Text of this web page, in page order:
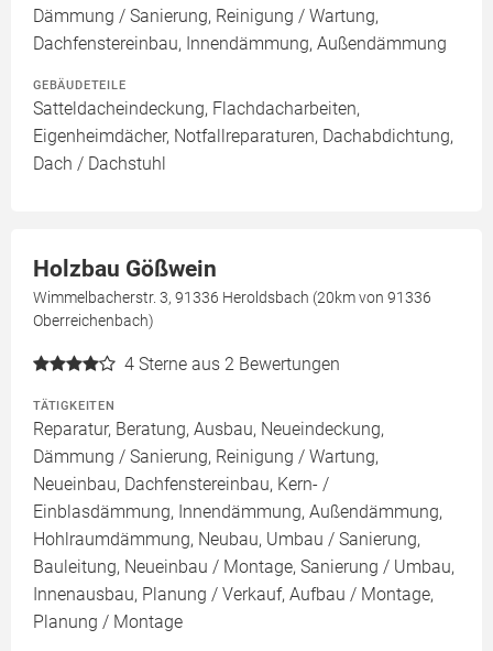
Dämmung / Sanierung, Reinigung / Wartung,
Dachfenstereinbau, Innendämmung, Außendämmung
GEBÄUDETEILE
Satteldacheindeckung, Flachdacharbeiten,
Eigenheimdächer, Notfallreparaturen, Dachabdichtung,
Dach / Dachstuhl
Holzbau Gößwein
Wimmelbacherstr. 3, 91336 Heroldsbach (20km von 91336
Oberreichenbach)
4 Sterne aus 2 Bewertungen
TÄTIGKEITEN
Reparatur, Beratung, Ausbau, Neueindeckung,
Dämmung / Sanierung, Reinigung / Wartung,
Neueinbau, Dachfenstereinbau, Kern- /
Einblasdämmung, Innendämmung, Außendämmung,
Hohlraumdämmung, Neubau, Umbau / Sanierung,
Bauleitung, Neueinbau / Montage, Sanierung / Umbau,
Innenausbau, Planung / Verkauf, Aufbau / Montage,
Planung / Montage